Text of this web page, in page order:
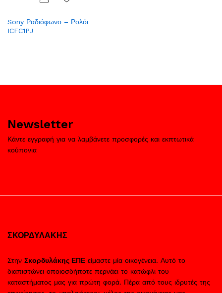
to
Sony Ραδιόφωνο – Ρολόι
ICFC1PJ
Newsletter
Κάντε εγγραφή για να λαμβάνετε προσφορές και εκπτωτικά
κούπονια
ΣΚΟΡΔΥΛΑΚΗΣ
Στην Σκορδυλάκης ΕΠΕ είμαστε μία οικογένεια. Αυτό το
διαπιστώνει οποιοσδήποτε περνάει το κατώφλι του
καταστήματος μας για πρώτη φορά. Πέρα από τους ιδρυτές της